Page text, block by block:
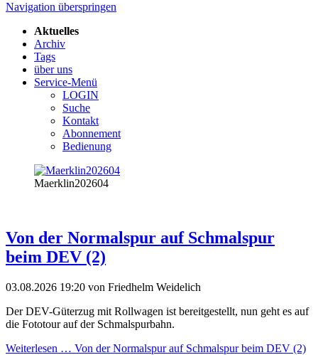
Navigation überspringen
Aktuelles
Archiv
Tags
über uns
Service-Menü
LOGIN
Suche
Kontakt
Abonnement
Bedienung
Maerklin202604
Von der Normalspur auf Schmalspur
beim DEV (2)
03.08.2026 19:20 von Friedhelm Weidelich
Der DEV-Güterzug mit Rollwagen ist bereitgestellt, nun geht es auf
die Fototour auf der Schmalspurbahn.
Weiterlesen … Von der Normalspur auf Schmalspur beim DEV (2)